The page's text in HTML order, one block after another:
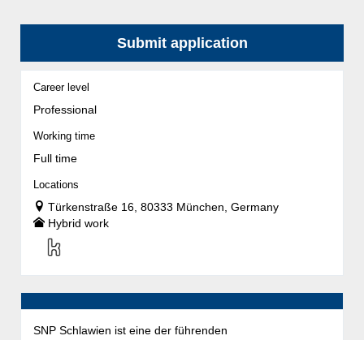
Submit application
Career level
Professional
Working time
Full time
Locations
Türkenstraße 16, 80333 München, Germany
Hybrid work
SNP Schlawien ist eine der führenden